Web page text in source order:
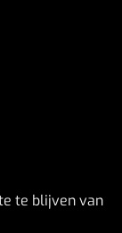
te blijven van